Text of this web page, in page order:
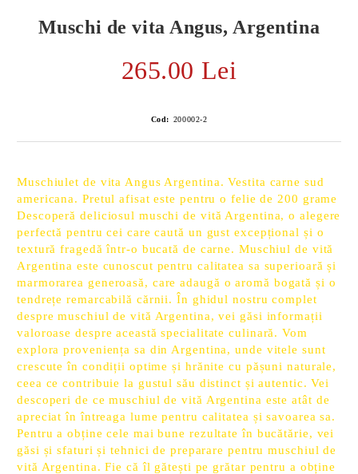
Muschi de vita Angus, Argentina
265.00 Lei
Cod: 200002-2
Muschiulet de vita Angus Argentina. Vestita carne sud
americana. Pretul afisat este pentru o felie de 200 grame
Descoperă deliciosul muschi de vită Argentina, o alegere
perfectă pentru cei care caută un gust excepțional și o
textură fragedă într-o bucată de carne. Muschiul de vită
Argentina este cunoscut pentru calitatea sa superioară și
marmorarea generoasă, care adaugă o aromă bogată și o
tendrețe remarcabilă cărnii. În ghidul nostru complet
despre muschiul de vită Argentina, vei găsi informații
valoroase despre această specialitate culinară. Vom
explora proveniența sa din Argentina, unde vitele sunt
crescute în condiții optime și hrănite cu pășuni naturale,
ceea ce contribuie la gustul său distinct și autentic. Vei
descoperi de ce muschiul de vită Argentina este atât de
apreciat în întreaga lume pentru calitatea și savoarea sa.
Pentru a obține cele mai bune rezultate în bucătărie, vei
găsi și sfaturi și tehnici de preparare pentru muschiul de
vită Argentina. Fie că îl gătești pe grătar pentru a obține